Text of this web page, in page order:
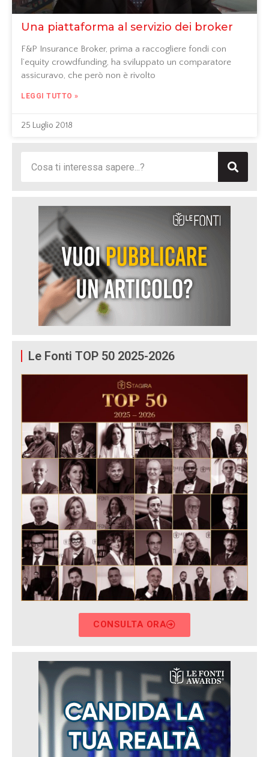
Una piattaforma al servizio dei broker
F&P Insurance Broker, prima a raccogliere fondi con
l’equity crowdfunding, ha sviluppato un comparatore
assicuravo, che però non è rivolto
LEGGI TUTTO »
25 Luglio 2018
Le Fonti TOP 50 2025-2026
CONSULTA ORA